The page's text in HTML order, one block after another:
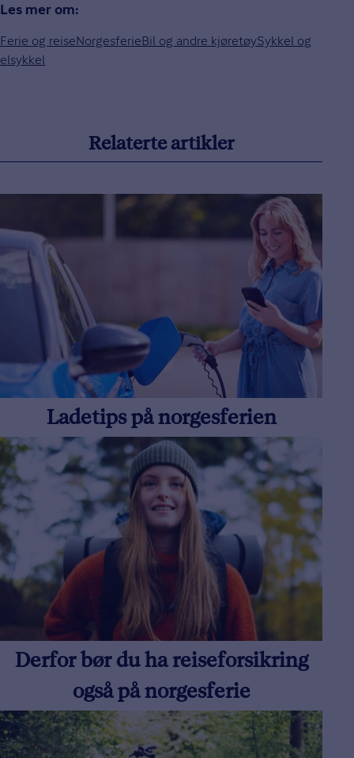
Les mer om:
Ferie og reiseNorgesferieBil og andre kjøretøySykkel og
elsykkel
Relaterte artikler
Ladetips på norgesferien
Derfor bør du ha reiseforsikring
også på norgesferie